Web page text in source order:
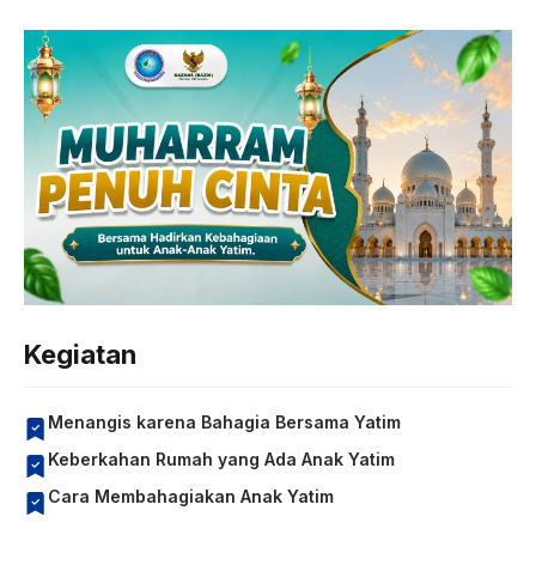
Kegiatan
Menangis karena Bahagia Bersama Yatim
Keberkahan Rumah yang Ada Anak Yatim
Cara Membahagiakan Anak Yatim